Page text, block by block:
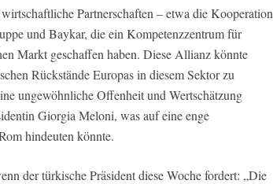
Partnerschaften – etwa die Kooperation
und Baykar, die ein Kompetenzzentrum für
Markt geschaffen haben. Diese Allianz könnte
Rückstände Europas in diesem Sektor zu
ungewöhnliche Offenheit und Wertschätzung
Giorgia Meloni, was auf eine enge
hindeuten könnte.
der türkische Präsident diese Woche fordert: „Die